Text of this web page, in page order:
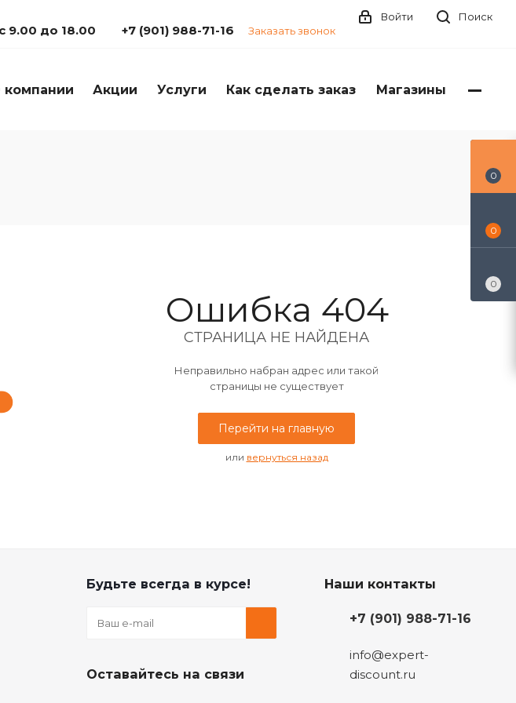
Поиск
Войти
9.00 до 18.00 +7 (901) 988-71-16 Заказать звонок
компании Акции Услуги Как сделать заказ Магазины
Ошибка 404
СТРАНИЦА НЕ НАЙДЕНА
Неправильно набран адрес или такой
страницы не существует
Перейти на главную
или вернуться назад
Будьте всегда в курсе!
Оставайтесь на связи
Наши контакты
+7 (901) 988-71-16
info@expert-
discount.ru
0
0
0